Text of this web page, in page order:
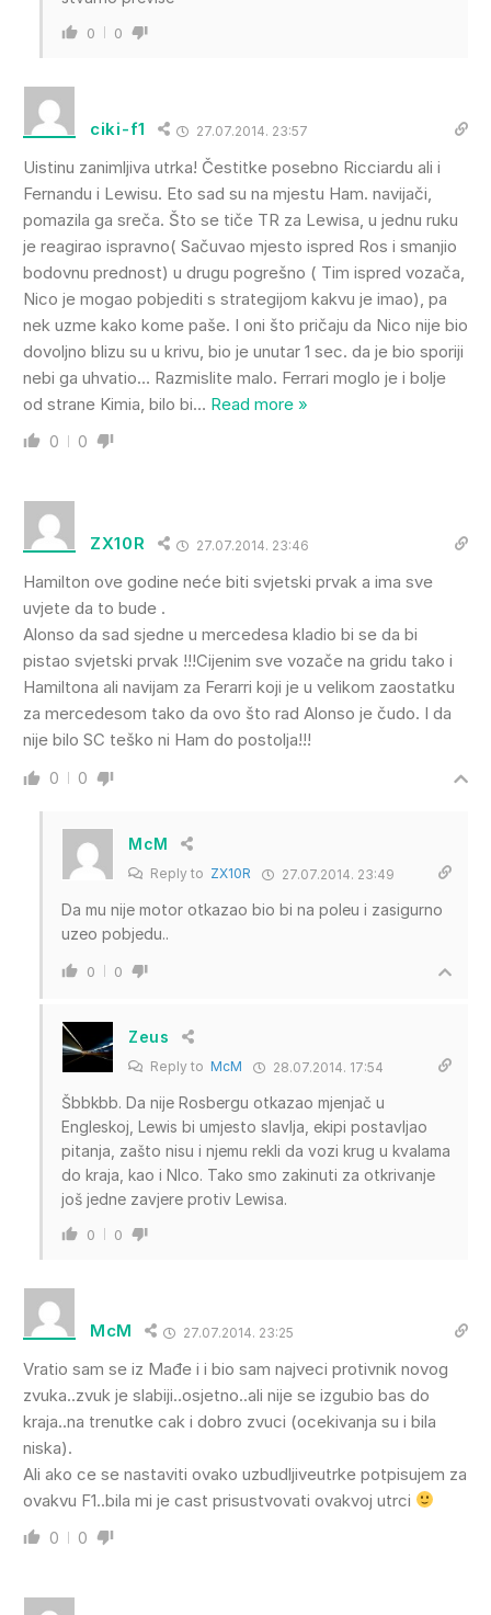
0 0
ciki-f1 27.07.2014. 23:57
Uistinu zanimljiva utrka! Čestitke posebno Ricciardu ali i
Fernandu i Lewisu. Eto sad su na mjestu Ham. navijači,
pomazila ga sreča. Što se tiče TR za Lewisa, u jednu ruku
je reagirao ispravno( Sačuvao mjesto ispred Ros i smanjio
bodovnu prednost) u drugu pogrešno ( Tim ispred vozača,
Nico je mogao pobjediti s strategijom kakvu je imao), pa
nek uzme kako kome paše. I oni što pričaju da Nico nije bio
dovoljno blizu su u krivu, bio je unutar 1 sec. da je bio sporiji
nebi ga uhvatio… Razmislite malo. Ferrari moglo je i bolje
od strane Kimia, bilo bi… Read more »
0 0
ZX10R 27.07.2014. 23:46
Hamilton ove godine neće biti svjetski prvak a ima sve
uvjete da to bude .
Alonso da sad sjedne u mercedesa kladio bi se da bi
pistao svjetski prvak !!!Cijenim sve vozače na gridu tako i
Hamiltona ali navijam za Ferarri koji je u velikom zaostatku
za mercedesom tako da ovo što rad Alonso je čudo. I da
nije bilo SC teško ni Ham do postolja!!!
0 0
McM
Reply to ZX10R 27.07.2014. 23:49
Da mu nije motor otkazao bio bi na poleu i zasigurno
uzeo pobjedu..
0 0
Zeus
Reply to McM 28.07.2014. 17:54
Šbbkbb. Da nije Rosbergu otkazao mjenjač u
Engleskoj, Lewis bi umjesto slavlja, ekipi postavljao
pitanja, zašto nisu i njemu rekli da vozi krug u kvalama
do kraja, kao i NIco. Tako smo zakinuti za otkrivanje
još jedne zavjere protiv Lewisa.
0 0
McM 27.07.2014. 23:25
Vratio sam se iz Mađe i i bio sam najveci protivnik novog
zvuka..zvuk je slabiji..osjetno..ali nije se izgubio bas do
kraja..na trenutke cak i dobro zvuci (ocekivanja su i bila
niska).
Ali ako ce se nastaviti ovako uzbudljiveutrke potpisujem za
ovakvu F1..bila mi je cast prisustvovati ovakvoj utrci
0 0